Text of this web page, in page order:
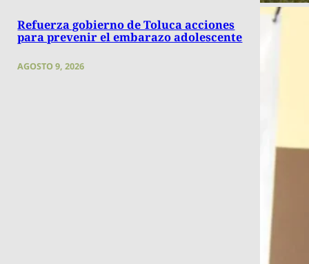
Refuerza gobierno de Toluca acciones
para prevenir el embarazo adolescente
AGOSTO 9, 2026